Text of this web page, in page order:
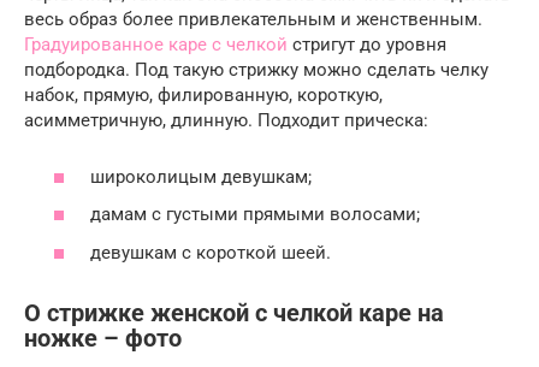
весь образ более привлекательным и женственным.
Градуированное каре с челкой стригут до уровня
подбородка. Под такую стрижку можно сделать челку
набок, прямую, филированную, короткую,
асимметричную, длинную. Подходит прическа:
широколицым девушкам;
дамам с густыми прямыми волосами;
девушкам с короткой шеей.
О стрижке женской с челкой каре на
ножке – фото